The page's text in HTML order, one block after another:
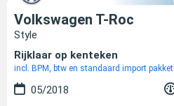
Volkswagen T-Roc
Style
Rijklaar op kenteken
incl. BPM, btw en standaard import pakket
05/2018